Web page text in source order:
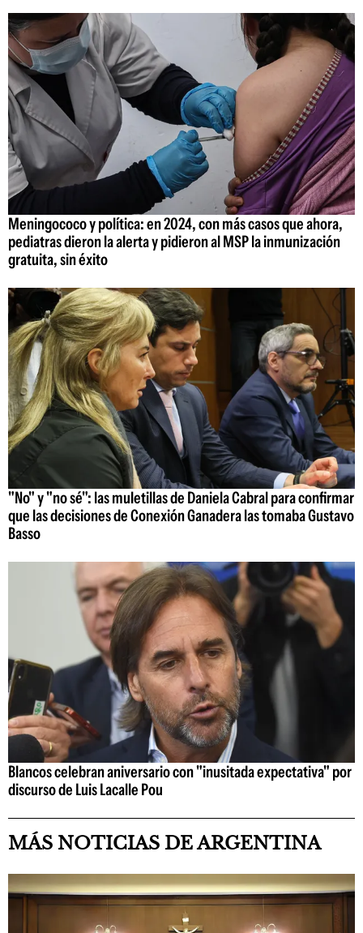
Meningococo y política: en 2024, con más casos que ahora,
pediatras dieron la alerta y pidieron al MSP la inmunización
gratuita, sin éxito
"No" y "no sé": las muletillas de Daniela Cabral para confirmar
que las decisiones de Conexión Ganadera las tomaba Gustavo
Basso
Blancos celebran aniversario con "inusitada expectativa" por
discurso de Luis Lacalle Pou
MÁS NOTICIAS DE ARGENTINA